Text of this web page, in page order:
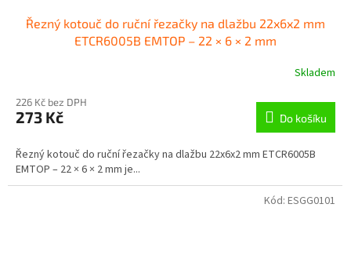
Řezný kotouč do ruční řezačky na dlažbu 22x6x2 mm
ETCR6005B EMTOP – 22 × 6 × 2 mm
Skladem
226 Kč bez DPH
273 Kč Do košíku
Řezný kotouč do ruční řezačky na dlažbu 22x6x2 mm ETCR6005B
EMTOP – 22 × 6 × 2 mm je...
Kód: ESGG0101